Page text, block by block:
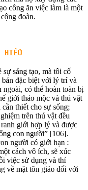
công ăn việc làm là một
đoàn.
HIỂU
sáng tạo, mà tôi cố
đặc biệt với lý trí và
có thể hoàn toàn bị
giới thảo mộc và thú vật
thiết cho sự sống;
trên thú vật đều
giới hợp lý và được
con người” [106].
người có giới hạn :
cách vô ích, sẽ xúc
việc sử dụng và thí
về mặt tôn giáo đối với